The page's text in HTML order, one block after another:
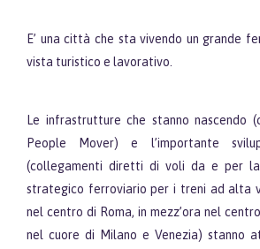
E’ una città che sta vivendo un grande
vista turistico e lavorativo.
Le infrastrutture che stanno nascendo
People Mover) e l’importante
(collegamenti diretti di voli da e per
strategico ferroviario per i treni ad alta
nel centro di Roma, in mezz’ora nel
nel cuore di Milano e Venezia) stanno